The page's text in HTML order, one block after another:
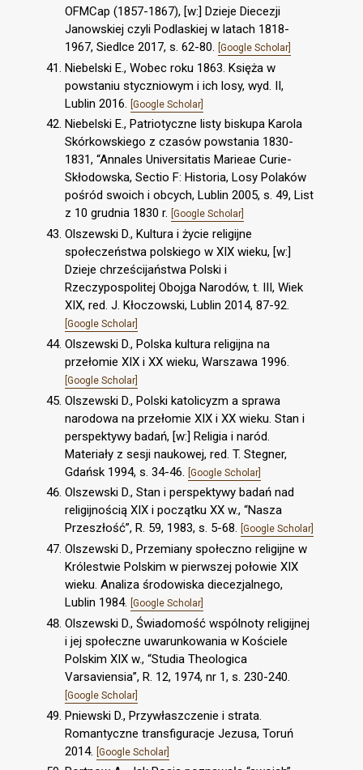
OFMCap (1857-1867), [w:] Dzieje Diecezji
Janowskiej czyli Podlaskiej w latach 1818-
1967, Siedlce 2017, s. 62-80. [Google Scholar]
Niebelski E., Wobec roku 1863. Księża w
powstaniu styczniowym i ich losy, wyd. II,
Lublin 2016.
[Google Scholar]
Niebelski E., Patriotyczne listy biskupa Karola
Skórkowskiego z czasów powstania 1830-
1831, “Annales Universitatis Marieae Curie-
Skłodowska, Sectio F: Historia, Losy Polaków
pośród swoich i obcych, Lublin 2005, s. 49, List
z 10 grudnia 1830 r. [Google Scholar]
Olszewski D., Kultura i życie religijne
społeczeństwa polskiego w XIX wieku, [w:]
Dzieje chrześcijaństwa Polski i
Rzeczypospolitej Obojga Narodów, t. III, Wiek
XIX, red. J. Kłoczowski, Lublin 2014, 87-92.
[Google Scholar]
Olszewski D., Polska kultura religijna na
przełomie XIX i XX wieku, Warszawa 1996.
[Google Scholar]
Olszewski D., Polski katolicyzm a sprawa
narodowa na przełomie XIX i XX wieku. Stan i
perspektywy badań, [w:] Religia i naród.
Materiały z sesji naukowej, red. T. Stegner,
Gdańsk 1994, s. 34-46.
[Google Scholar]
Olszewski D., Stan i perspektywy badań nad
religijnością XIX i początku XX w., “Nasza
Przeszłość”, R. 59, 1983, s. 5-68. [Google Scholar]
Olszewski D., Przemiany społeczno religijne w
Królestwie Polskim w pierwszej połowie XIX
wieku. Analiza środowiska diecezjalnego,
Lublin 1984. [Google Scholar]
Olszewski D., Świadomość wspólnoty religijnej
i jej społeczne uwarunkowania w Kościele
Polskim XIX w., “Studia Theologica
Varsaviensia”, R. 12, 1974, nr 1, s. 230-240.
[Google Scholar]
Pniewski D., Przywłaszczenie i strata.
Romantyczne transfiguracje Jezusa, Toruń
2014.
[Google Scholar]